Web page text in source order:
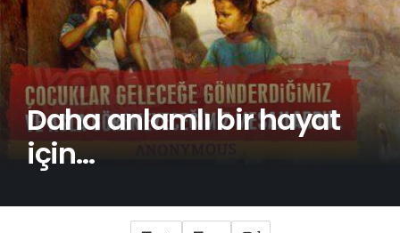
Daha anlamlı bir hayat
için…